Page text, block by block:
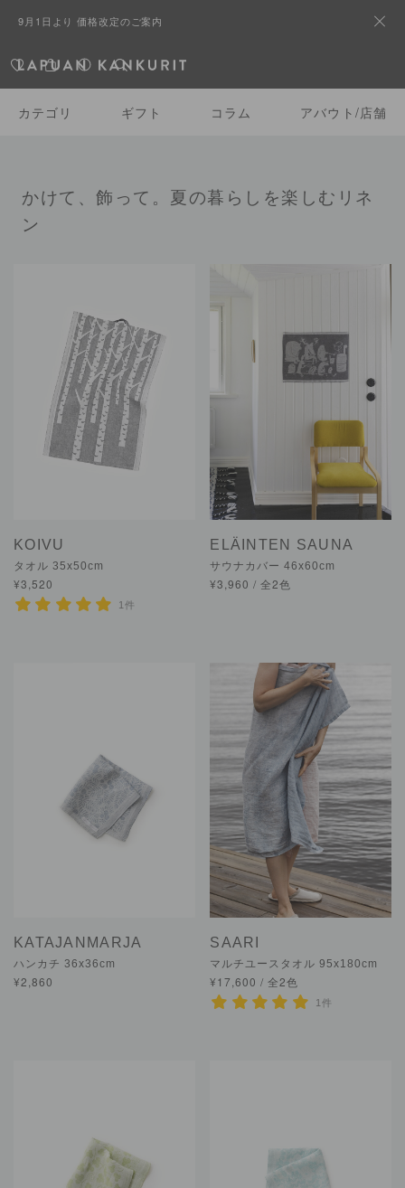
9月1日より 価格改定のご案内
カテゴリ ギフト コラム アバウト/店舗
かけて、飾って。夏の暮らしを楽しむリネ
ン
KOIVU
タオル 35x50cm
¥3,520
1件
ELÄINTEN SAUNA
サウナカバー 46x60cm
¥3,960 / 全2色
KATAJANMARJA
ハンカチ 36x36cm
¥2,860
SAARI
マルチユースタオル 95x180cm
¥17,600 / 全2色
1件